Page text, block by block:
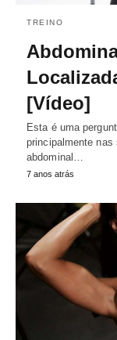
TREINO
[Vídeo]
Esta é uma
principalmente nas
abdominal…
7 anos atrás